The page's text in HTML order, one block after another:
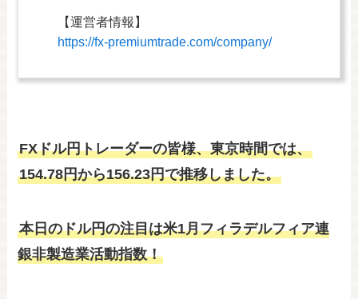
【運営者情報】
https://fx-premiumtrade.com/company/
FXドル円トレーダーの皆様、東京時間では、
154.78円から156.23円で推移しました。
本日のドル円の注目は米1月フィラデルフィア連
銀非製造業活動指数！